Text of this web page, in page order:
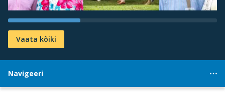
Vaata kõiki
Navigeeri